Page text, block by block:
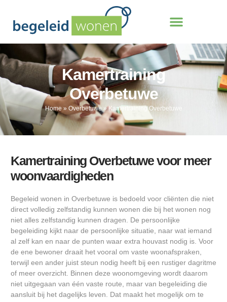
Kamertraining
Overbetuwe
Home » Overbetuwe»Kamertraining Overbetuwe
Kamertraining Overbetuwe voor meer
woonvaardigheden
Begeleid wonen in Overbetuwe is bedoeld voor cliënten die niet
direct volledig zelfstandig kunnen wonen die bij het wonen nog
niet alles zelfstandig kunnen dragen. De persoonlijke
begeleiding kijkt naar de persoonlijke situatie, naar wat iemand
al zelf kan en naar de punten waar extra houvast nodig is. Voor
de ene bewoner draait het vooral om vaste woonafspraken,
terwijl een ander juist steun nodig heeft bij een rustiger dagritme
of meer overzicht. Binnen deze woonomgeving wordt daarom
niet uitgegaan van één vaste route, maar van begeleiding die
aansluit bij het dagelijks leven. Dat maakt het mogelijk om te